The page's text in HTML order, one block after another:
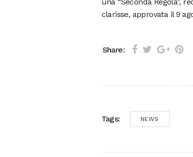
clarisse, approvata il 9
Share:
Tags: NEWS